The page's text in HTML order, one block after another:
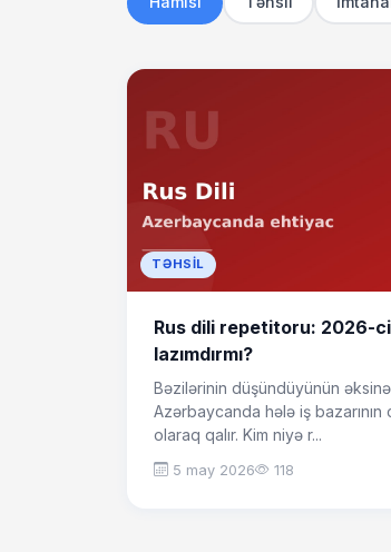
TƏHSIL
Rus dili repetitoru: 2026-
lazımdırmı?
Bəzilərinin düşündüyünün
Azərbaycanda hələ iş bazarının
olaraq qalır. Kim niyə r...
5 may 2026 118